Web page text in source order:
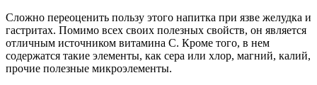
Сложно переоценить пользу этого напитка при язве желудка и
гастритах. Помимо всех своих полезных свойств, он является
отличным источником витамина С. Кроме того, в нем
содержатся такие элементы, как сера или хлор, магний, калий,
прочие полезные микроэлементы.